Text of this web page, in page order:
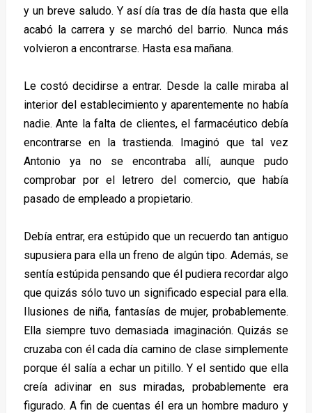
y un breve saludo. Y así día tras de día hasta que ella
acabó la carrera y se marchó del barrio. Nunca más
volvieron a encontrarse. Hasta esa mañana.
Le costó decidirse a entrar. Desde la calle miraba al
interior del establecimiento y aparentemente no había
nadie. Ante la falta de clientes, el farmacéutico debía
encontrarse en la trastienda. Imaginó que tal vez
Antonio ya no se encontraba allí, aunque pudo
comprobar por el letrero del comercio, que había
pasado de empleado a propietario.
Debía entrar, era estúpido que un recuerdo tan antiguo
supusiera para ella un freno de algún tipo. Además, se
sentía estúpida pensando que él pudiera recordar algo
que quizás sólo tuvo un significado especial para ella.
Ilusiones de niña, fantasías de mujer, probablemente.
Ella siempre tuvo demasiada imaginación. Quizás se
cruzaba con él cada día camino de clase simplemente
porque él salía a echar un pitillo. Y el sentido que ella
creía adivinar en sus miradas, probablemente era
figurado. A fin de cuentas él era un hombre maduro y